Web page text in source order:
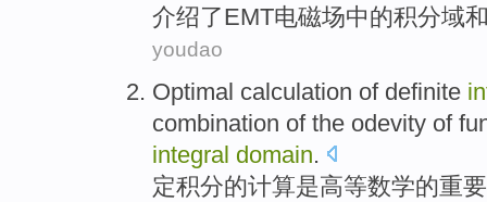
介绍了EMT电磁场中的积分域
youdao
Optimal calculation of definite
combination ofthe odevity of
integral domain.
定积分的计算是高等数学的重